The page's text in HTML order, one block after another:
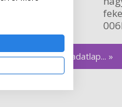
Részletes adatlap... »